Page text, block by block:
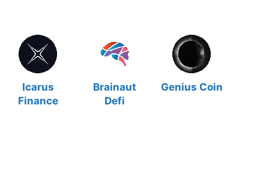
Icarus
Finance
Brainaut
Defi
Genius Coin